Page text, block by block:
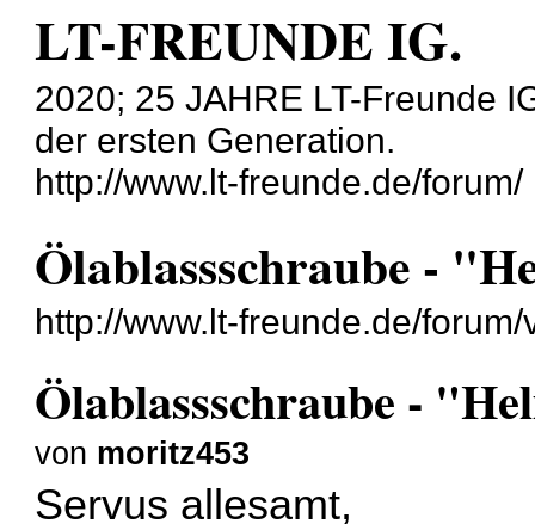
LT-FREUNDE IG.
2020; 25 JAHRE LT-Freunde
der ersten Generation.
http://www.lt-freunde.de/forum/
Ölablassschraube -
http://www.lt-freunde.de/
Ölablassschraube -
von moritz453
Servus allesamt,